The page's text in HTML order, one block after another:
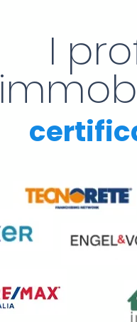
I